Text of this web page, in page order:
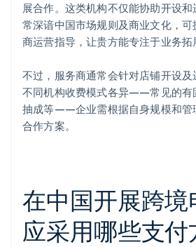
展合作。这类机构不仅能协助开设
常深谙中国市场规则及商业文化，
商运营指导，让贵方能专注于业务拓
不过，服务商通常会针对店铺开设及
不同机构收费模式各异——常见的有
抽成等——企业需根据自身规模和管
合作方案。
在中国开展跨境
应采用哪些支付